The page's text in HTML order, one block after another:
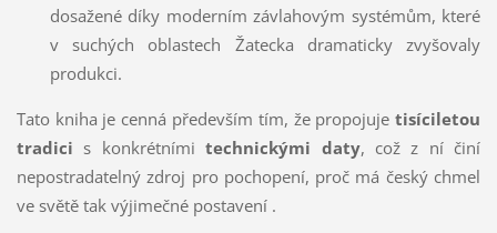
dosažené díky moderním závlahovým systémům, které
v suchých oblastech Žatecka dramaticky zvyšovaly
produkci.
Tato kniha je cenná především tím, že propojujetisíciletou
tradici s konkrétnímitechnickými daty, což z ní činí
nepostradatelný zdroj pro pochopení, proč má český chmel
ve světě tak výjimečné postavení .